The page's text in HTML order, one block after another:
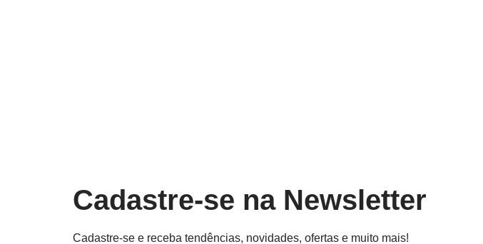
Cadastre-se na Newsletter
Cadastre-se e receba tendências, novidades, ofertas e muito mais!